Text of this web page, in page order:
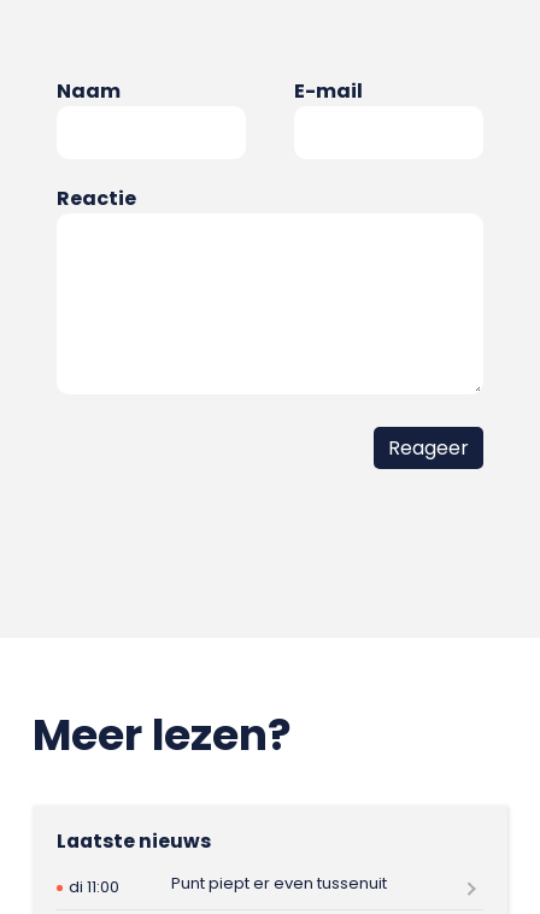
Naam E-mail
Reactie
Meer lezen?
Laatste nieuws
di 11:00
Punt piept er even tussenuit